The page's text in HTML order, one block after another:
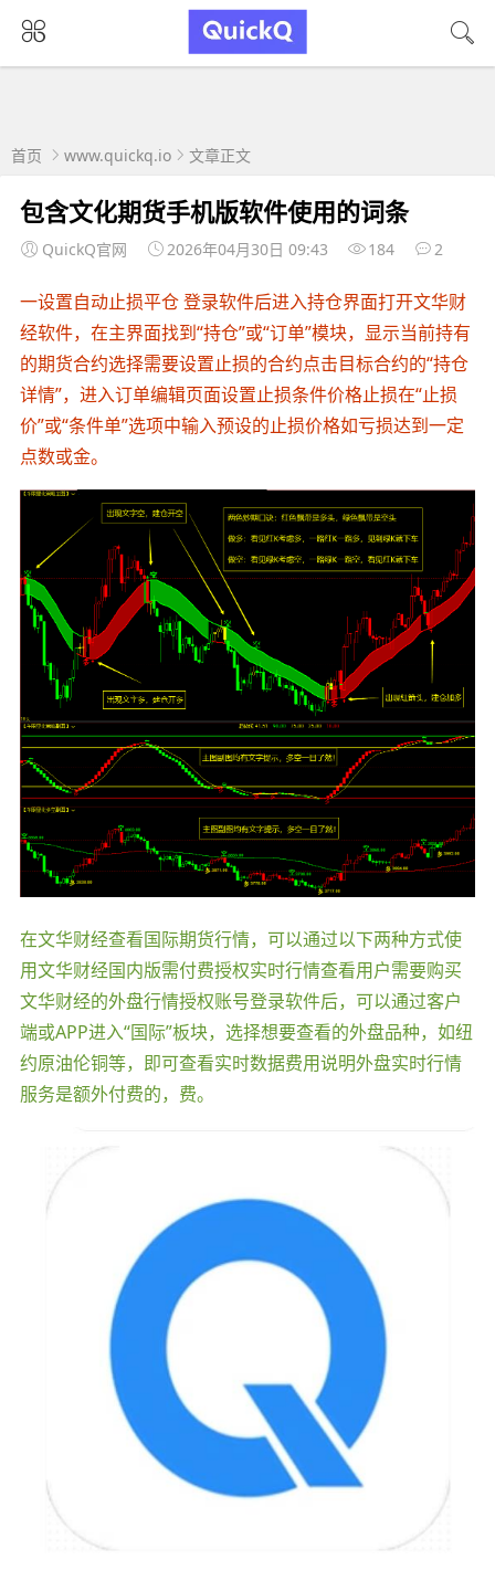
首页 www.quickq.io 文章正文
包含文化期货手机版软件使用的词条
QuickQ官网 2026年04月30日 09:43 184 2
一设置自动止损平仓 登录软件后进入持仓界面打开文华财
经软件，在主界面找到“持仓”或“订单”模块，显示当前持有
的期货合约选择需要设置止损的合约点击目标合约的“持仓
详情”，进入订单编辑页面设置止损条件价格止损在“止损
价”或“条件单”选项中输入预设的止损价格如亏损达到一定
点数或金。
在文华财经查看国际期货行情，可以通过以下两种方式使
用文华财经国内版需付费授权实时行情查看用户需要购买
文华财经的外盘行情授权账号登录软件后，可以通过客户
端或APP进入“国际”板块，选择想要查看的外盘品种，如纽
约原油伦铜等，即可查看实时数据费用说明外盘实时行情
服务是额外付费的，费。